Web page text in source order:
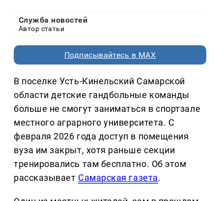
Служба новостей
Автор статьи
Подписывайтесь в MAX
В поселке Усть-Кинельский Самарской
области детские гандбольные команды
больше не смогут заниматься в спортзале
местного аграрного университета. С
февраля 2026 года доступ в помещения
вуза им закрыт, хотя раньше секции
тренировались там бесплатно. Об этом
рассказывает Самарская газета.